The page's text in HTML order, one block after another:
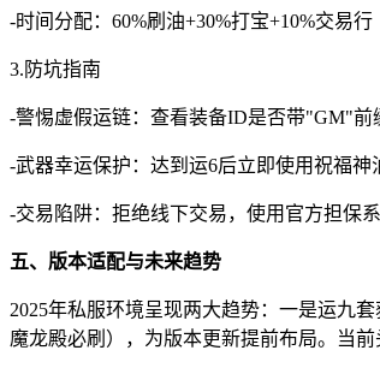
-时间分配：60%刷油+30%打宝+10%交易行
3.防坑指南
-警惕虚假运链：查看装备ID是否带"GM"前
-武器幸运保护：达到运6后立即使用祝福神
-交易陷阱：拒绝线下交易，使用官方担保
五、版本适配与未来趋势
2025年私服环境呈现两大趋势：一是运九
魔龙殿必刷），为版本更新提前布局。当